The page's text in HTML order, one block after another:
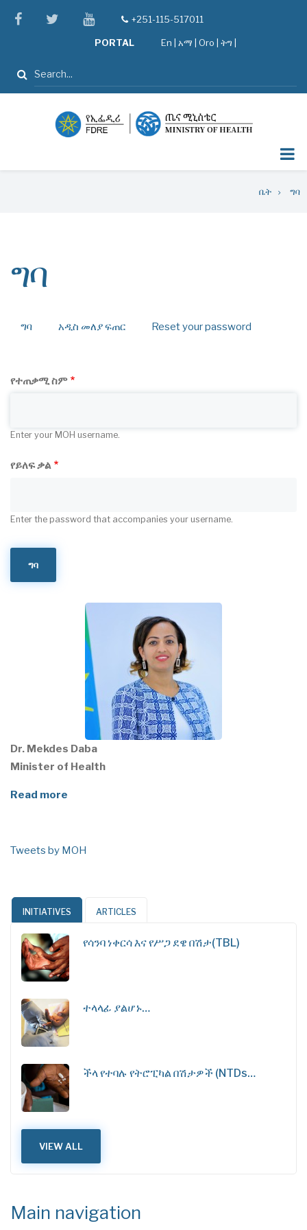
facebooktwitteryoutube
tel+251-115-517011
PORTAL En አማ Oro ትግ |
ፈልግ
ቤት ግባ
ግባ
ግባ (activeአዲስ መለያ ፍጠር Reset your password
የተጠቃሚ ስም
Enter your MOH username.
የይለፍ ቃል
Enter the password that accompanies your username.
Dr. Mekdes Daba
Minister of Health
Read more
Tweets by MOH
INITIATIVES ARTICLES
የሳንባ ነቀርሳ እና የሥጋ ደዌ በሽታ(TBL)
ተላላፊ ያልሆኑ…
ችላ የተባሉ የትሮፒካል በሽታዎች (NTDs…
VIEW ALL
Main navigation